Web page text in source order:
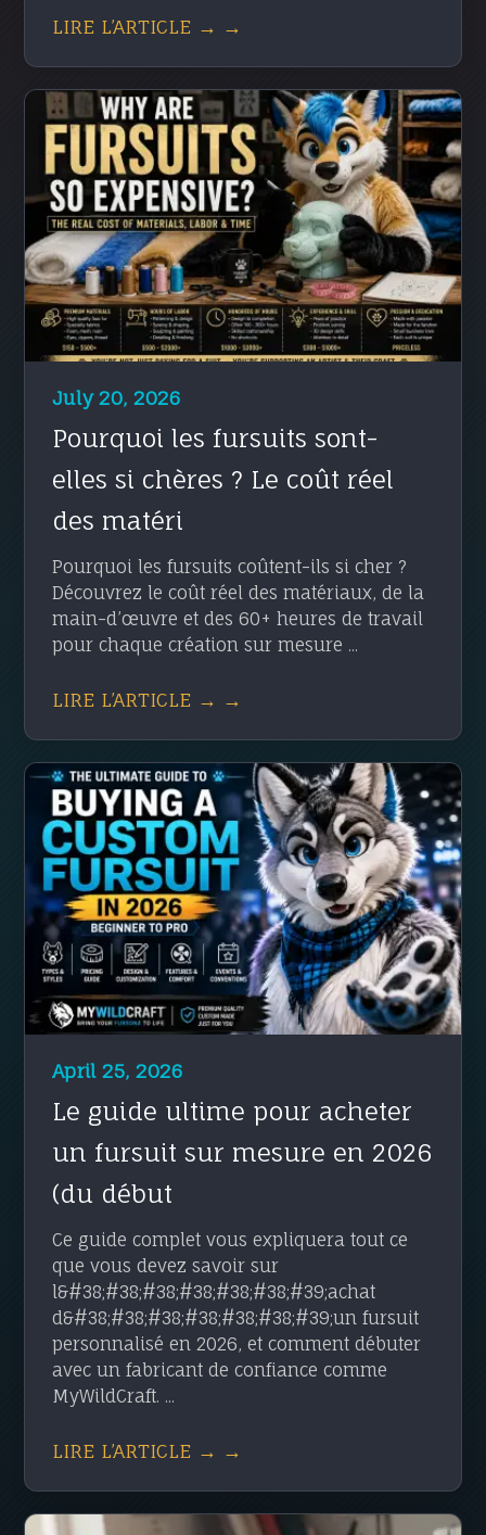
LIRE L’ARTICLE → →
July 20, 2026
Pourquoi les fursuits sont-
elles si chères ? Le coût réel
des matéri
Pourquoi les fursuits coûtent-ils si cher ?
Découvrez le coût réel des matériaux, de la
main-d’œuvre et des 60+ heures de travail
pour chaque création sur mesure ...
LIRE L’ARTICLE → →
April 25, 2026
Le guide ultime pour acheter
un fursuit sur mesure en 2026
(du début
Ce guide complet vous expliquera tout ce
que vous devez savoir sur
l&#38;#38;#38;#38;#38;#38;#39;achat
d&#38;#38;#38;#38;#38;#38;#39;un fursuit
personnalisé en 2026, et comment débuter
avec un fabricant de confiance comme
MyWildCraft. ...
LIRE L’ARTICLE → →